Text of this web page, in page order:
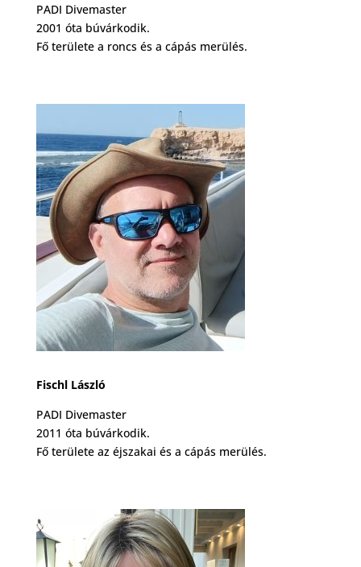
PADI Divemaster
2001 óta búvárkodik.
Fő területe a roncs és a cápás merülés.
Fischl László
PADI Divemaster
2011 óta búvárkodik.
Fő területe az éjszakai és a cápás merülés.